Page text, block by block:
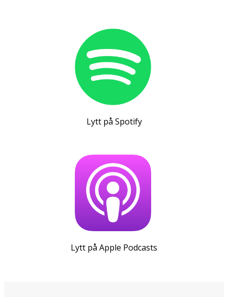
Lytt på Spotify
Lytt på Apple Podcasts